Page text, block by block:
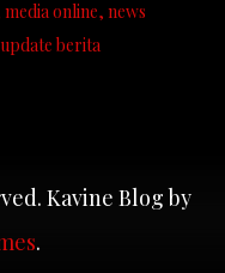
media online news
update berita
Kavine Blog by
.